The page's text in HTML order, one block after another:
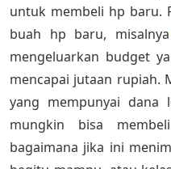
untuk membeli hp baru.
buah hp baru, misalnya
mengeluarkan budget
mencapai jutaan rupiah.
yang mempunyai dana
mungkin bisa
bagaimana jika ini